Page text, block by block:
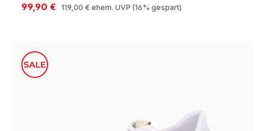
99,90 € 119,00 € ehem. UVP (16% gespart)